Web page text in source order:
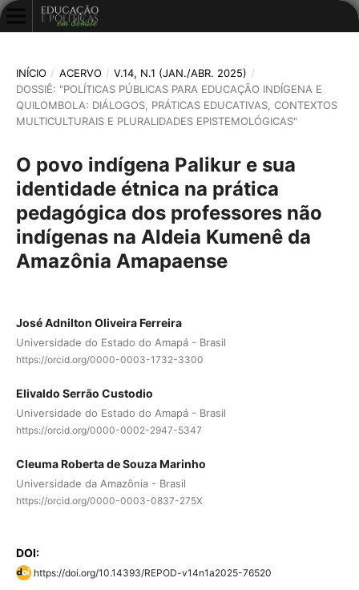
INÍCIO / ACERVO / V.14, N.1 (JAN./ABR. 2025) /
DOSSIÊ: "POLÍTICAS PÚBLICAS PARA EDUCAÇÃO INDÍGENA E
QUILOMBOLA: DIÁLOGOS, PRÁTICAS EDUCATIVAS, CONTEXTOS
MULTICULTURAIS E PLURALIDADES EPISTEMOLÓGICAS"
O povo indígena Palikur e sua
identidade étnica na prática
pedagógica dos professores não
indígenas na Aldeia Kumenê da
Amazônia Amapaense
José Adnilton Oliveira Ferreira
Universidade do Estado do Amapá - Brasil
https://orcid.org/0000-0003-1732-3300
Elivaldo Serrão Custodio
Universidade do Estado do Amapá - Brasil
https://orcid.org/0000-0002-2947-5347
Cleuma Roberta de Souza Marinho
Universidade da Amazônia - Brasil
https://orcid.org/0000-0003-0837-275X
DOI:
https://doi.org/10.14393/REPOD-v14n1a2025-76520